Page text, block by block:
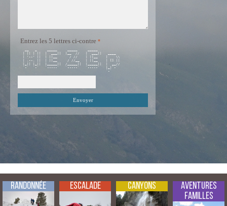
Entrez les 5 lettres ci-contre
| || | ||  |  ___||  |__  //   |  ___||   ____
| '--' ||  | ||__      / //    | ||__    |    \\
| .--. ||  | ||__     / //__   | ||__    | [] ||
|_|| |_||  |_____||  /_____||  |_____||  |  __//
`-`  `-`   `-----`   `-----`   `-----`   |_|`-`
Randonnée Escalade Canyons
Aventures
Familles